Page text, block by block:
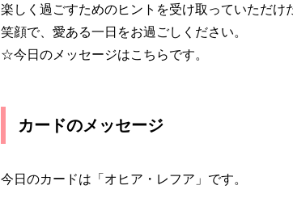
楽しく過ごすためのヒントを受け取っていただけ
笑顔で、愛ある一日をお過ごしください。
☆今日のメッセージはこちらです。
カードのメッセージ
今日のカードは「オヒア・レフア」です。